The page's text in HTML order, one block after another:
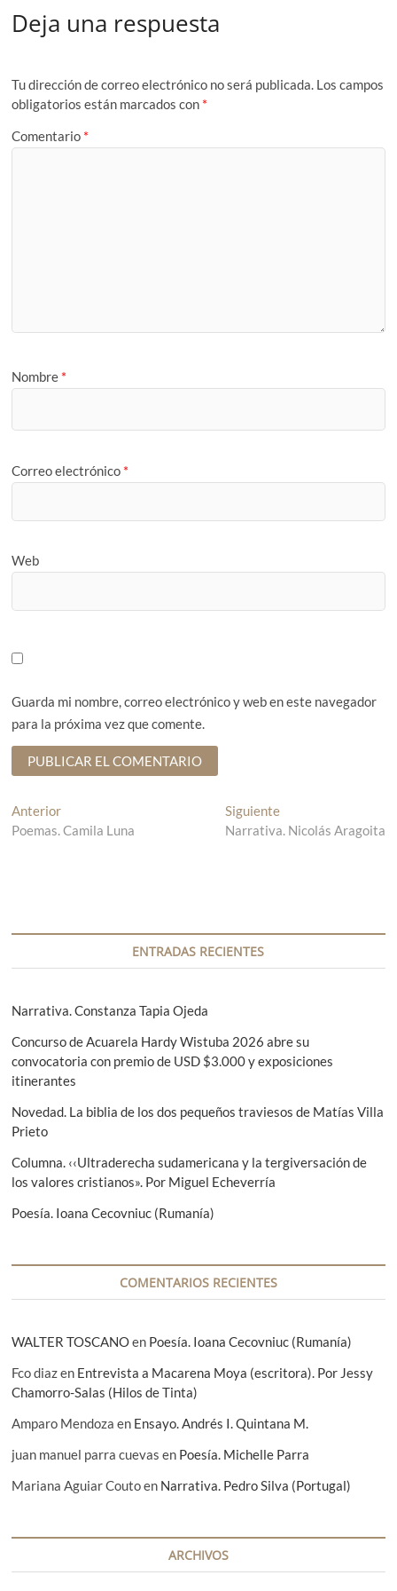
Deja una respuesta
Tu dirección de correo electrónico no será publicada. Los campos
obligatorios están marcados con *
Comentario *
Nombre *
Correo electrónico *
Web
Guarda mi nombre, correo electrónico y web en este navegador
para la próxima vez que comente.
N
a
g
i
ó
n
d
e
e
n
t
a
d
s
Anterior
n
n
e
i
o
r
:
Poemas. Camila Luna
SiguienteE
n
i
e
n
Narrativa. Nicolás Aragoita
ENTRADAS RECIENTES
Narrativa. Constanza Tapia Ojeda
Concurso de Acuarela Hardy Wistuba 2026 abre su
convocatoria con premio de USD $3.000 y exposiciones
itinerantes
Novedad. La biblia de los dos pequeños traviesos de Matías Villa
Prieto
Columna. ‹‹Ultraderecha sudamericana y la tergiversación de
los valores cristianos». Por Miguel Echeverría
Poesía. Ioana Cecovniuc (Rumanía)
COMENTARIOS RECIENTES
WALTER TOSCANOen Poesía. Ioana Cecovniuc (Rumanía)
Fco diazen Entrevista a Macarena Moya (escritora). Por Jessy
Chamorro-Salas (Hilos de Tinta)
Amparo Mendoza en Ensayo. Andrés I. Quintana M.
juan manuel parra cuevas en Poesía. Michelle Parra
Mariana Aguiar Coutoen Narrativa. Pedro Silva (Portugal)
ARCHIVOS